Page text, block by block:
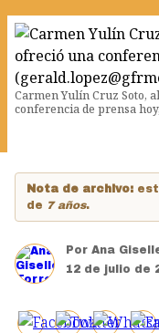
Carmen Yulín Cruz Soto,
conferencia de prensa
Nota de archivo:
de 7 años.
Por Ana
12 de julio de